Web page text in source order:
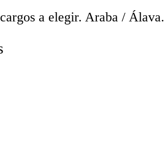
a elegir. Araba / Álava.